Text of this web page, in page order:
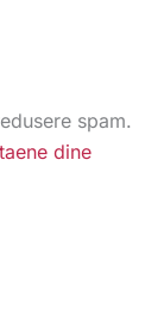
spam.
dine